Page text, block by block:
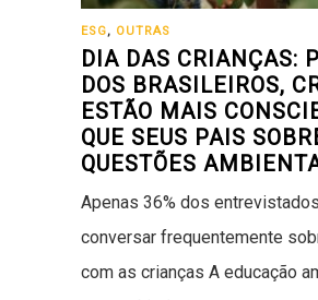
ESG, OUTRAS
DIA DAS CRIANÇAS:
DOS BRASILEIROS,
ESTÃO MAIS
QUE SEUS PAIS
QUESTÕES
Apenas 36% dos
conversar frequentemente
com as crianças A educação